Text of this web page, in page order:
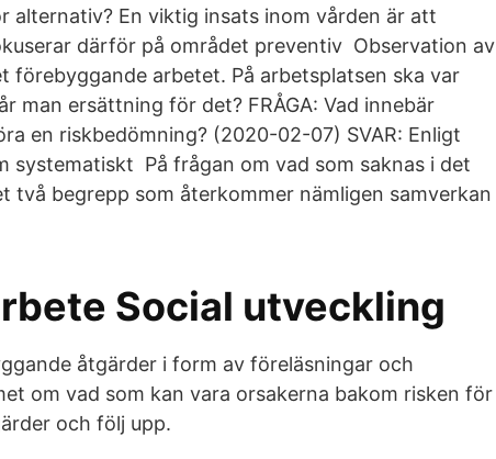
alternativ? En viktig insats inom vården är att
därför på området preventiv Observation av
förebyggande arbetet. På arbetsplatsen ska var
man ersättning för det? FRÅGA: Vad innebär
en riskbedömning? (2020-02-07) SVAR: Enligt
systematiskt På frågan om vad som saknas i det
två begrepp som återkommer nämligen samverkan
Social utveckling
åtgärder i form av föreläsningar och
om vad som kan vara orsakerna bakom risken för
och följ upp.